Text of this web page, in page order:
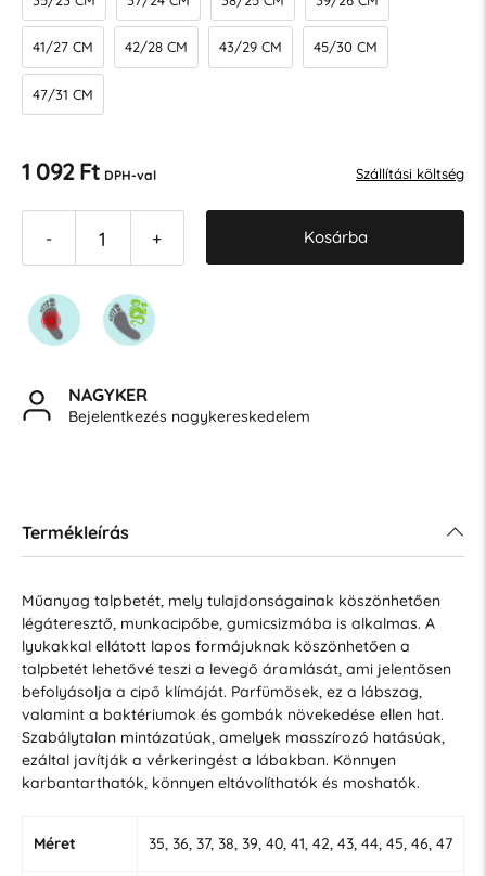
41/27 CM 42/28 CM 43/29 CM 45/30 CM
47/31 CM
1 092 Ft DPH-val Szállítási költség
- + Kosárba
NAGYKER
Bejelentkezés nagykereskedelem
Termékleírás
Műanyag talpbetét, mely tulajdonságainak köszönhetően
légáteresztő, munkacipőbe, gumicsizmába is alkalmas. A
lyukakkal ellátott lapos formájuknak köszönhetően a
talpbetét lehetővé teszi a levegő áramlását, ami jelentősen
befolyásolja a cipő klímáját. Parfümösek, ez a lábszag,
valamint a baktériumok és gombák növekedése ellen hat.
Szabálytalan mintázatúak, amelyek masszírozó hatásúak,
ezáltal javítják a vérkeringést a lábakban. Könnyen
karbantarthatók, könnyen eltávolíthatók és moshatók.
Méret 35, 36, 37, 38, 39, 40, 41, 42, 43, 44, 45, 46, 47